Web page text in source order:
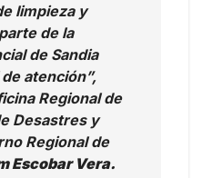
limpieza y
de la
de Sandia
atención”,
Regional de
Desastres y
Regional de
Escobar Vera.